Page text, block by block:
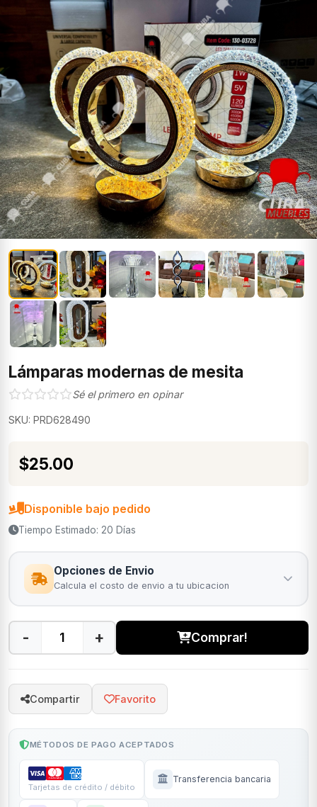
Lámparas modernas de mesita
Sé el primero en opinar
SKU: PRD628490
$25.00
Disponible bajo pedido
Tiempo Estimado: 20 Días
Opciones de Envio
Calcula el costo de envio a tu ubicacion
- + Comprar!
Compartir Favorito
MÉTODOS DE PAGO ACEPTADOS
Tarjetas de crédito / débito
Transferencia bancaria